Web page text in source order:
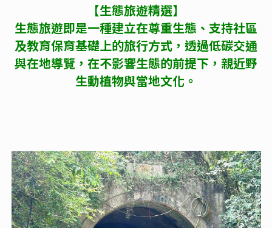
【生態旅遊精選】
生態旅遊即是一種建立在尊重生態、支持社區
及教育保育基礎上的旅行方式，透過低碳交通
與在地導覽，在不影響生態的前提下，親近野
生動植物與當地文化。